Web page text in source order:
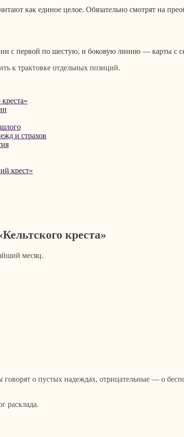
как единое целое. Обязательно смотрят на
с первой по шестую, и боковую линию — карты с
к трактовке отдельных позиций.
и страхов
крест»
креста»
месяц.
о пустых надеждах, отрицательные — о
расклада.